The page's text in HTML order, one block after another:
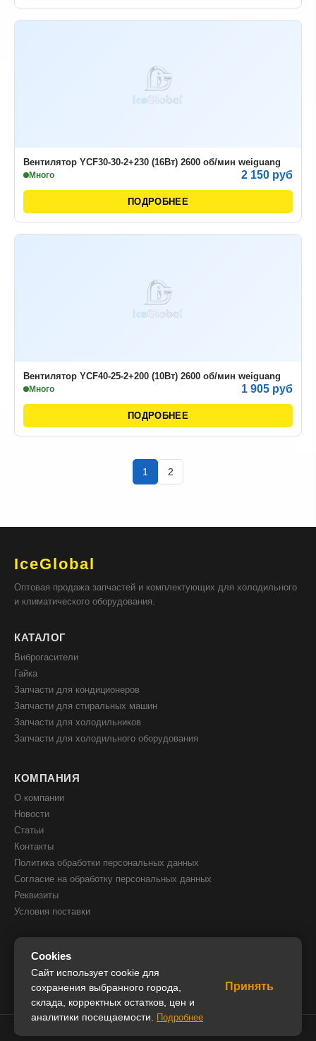
Вентилятор YСF30-30-2+230 (16Вт) 2600 об/мин weiguang
Много 2 150 руб
ПОДРОБНЕЕ
Вентилятор YСF40-25-2+200 (10Вт) 2600 об/мин weiguang
Много 1 905 руб
ПОДРОБНЕЕ
1 2
IceGlobal
Оптовая продажа запчастей и комплектующих для холодильного
и климатического оборудования.
КАТАЛОГ
Виброгасители
Гайка
Запчасти для кондиционеров
Запчасти для стиральных машин
Запчасти для холодильников
Запчасти для холодильного оборудования
КОМПАНИЯ
О компании
Новости
Статьи
Контакты
Политика обработки персональных данных
Согласие на обработку персональных данных
Реквизиты
Условия поставки
КОНТАКТЫ
8(800) 505 51 05
8(391) 205 00 05
info@iceglobal.ru
© 2026 IceGlobal. Все права защищены.
Cookies
Сайт использует cookie для
сохранения выбранного города,
склада, корректных остатков, цен и
аналитики посещаемости.
Подробнее
Принять